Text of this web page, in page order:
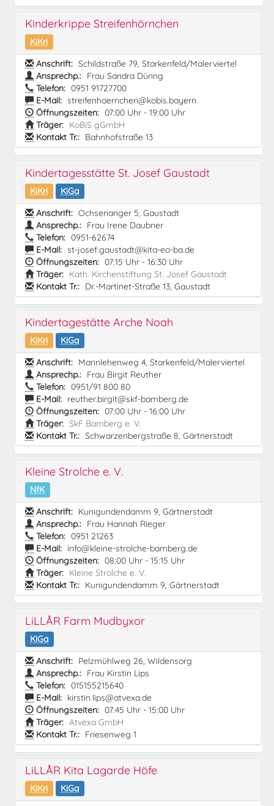
Kinderkrippe Streifenhörnchen
KiKri
Anschrift: Schildstraße 79, Starkenfeld/Malerviertel
Ansprechp.: Frau Sandra Düring
Telefon: 0951 91727700
E-Mail: streifenhoernchen@kobis.bayern
Öffnungszeiten: 07:00 Uhr - 19:00 Uhr
Träger: KoBiS gGmbH
Kontakt Tr.: Bahnhofstraße 13
Kindertagesstätte St. Josef Gaustadt
KiKri
KiGa
Anschrift: Ochsenanger 5, Gaustadt
Ansprechp.: Frau Irene Daubner
Telefon: 0951-62674
E-Mail: st-josef.gaustadt@kita-eo-ba.de
Öffnungszeiten: 07:15 Uhr - 16:30 Uhr
Träger: Kath. Kirchenstiftung St. Josef Gaustadt
Kontakt Tr.: Dr.-Martinet-Straße 13, Gaustadt
Kindertagestätte Arche Noah
KiKri
KiGa
Anschrift: Mannlehenweg 4, Starkenfeld/Malerviertel
Ansprechp.: Frau Birgit Reuther
Telefon: 0951/91 800 80
E-Mail: reuther.birgit@skf-bamberg.de
Öffnungszeiten: 07:00 Uhr - 16:00 Uhr
Träger: SkF Bamberg e. V.
Kontakt Tr.: Schwarzenbergstraße 8, Gärtnerstadt
Kleine Strolche e. V.
NfK
Anschrift: Kunigundendamm 9, Gärtnerstadt
Ansprechp.: Frau Hannah Rieger
Telefon: 0951 21263
E-Mail: info@kleine-strolche-bamberg.de
Öffnungszeiten: 08:00 Uhr - 15:15 Uhr
Träger: Kleine Strolche e. V.
Kontakt Tr.: Kunigundendamm 9, Gärtnerstadt
LiLLÅR Farm Mudbyxor
KiGa
Anschrift: Pelzmühlweg 26, Wildensorg
Ansprechp.: Frau Kirstin Lips
Telefon: 015155215640
E-Mail: kirstin.lips@atvexa.de
Öffnungszeiten: 07:45 Uhr - 15:00 Uhr
Träger: Atvexa GmbH
Kontakt Tr.: Friesenweg 1
LiLLÅR Kita Lagarde Höfe
KiKri
KiGa